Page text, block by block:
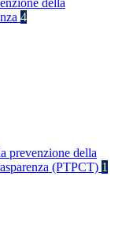
della
4
prevenzione della
(PTPCT) 1